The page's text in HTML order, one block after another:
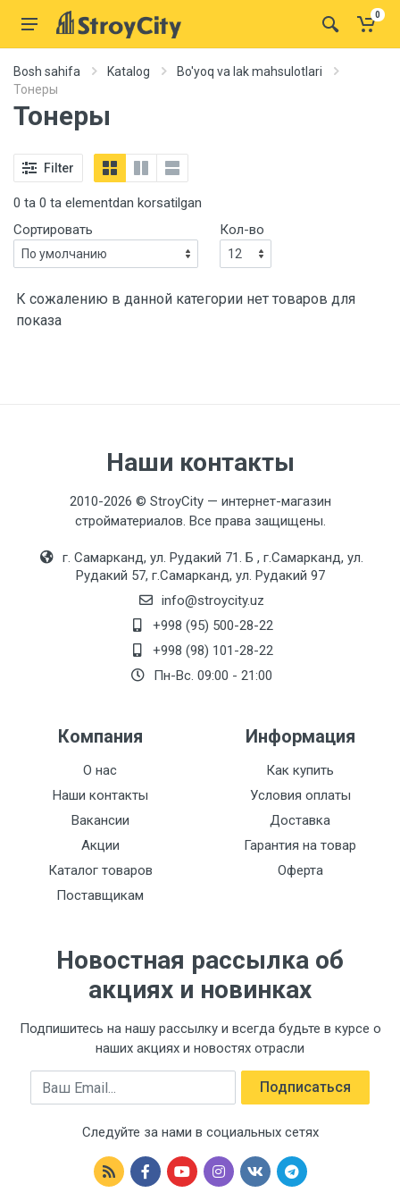
0
Bosh sahifa Katalog
Bo'yoq va lak mahsulotlari
Тонеры
Тонеры
Filter
0 ta 0 ta elementdan korsatilgan
Сортировать
Кол-во
К сожалению в данной категории нет товаров для
показа
Наши контакты
2010-2026 © StroyCity — интернет-магазин
стройматериалов. Все права защищены.
г. Самарканд, ул. Рудакий 71. Б , г.Самарканд, ул.
Рудакий 57, г.Самарканд, ул. Рудакий 97
info@stroycity.uz
+998 (95) 500-28-22
+998 (98) 101-28-22
Пн-Вс. 09:00 - 21:00
Компания
О нас
Наши контакты
Вакансии
Акции
Каталог товаров
Поставщикам
Информация
Как купить
Условия оплаты
Доставка
Гарантия на товар
Оферта
Новостная рассылка об
акциях и новинках
Подпишитесь на нашу рассылку и всегда будьте в курсе о
наших акциях и новостях отрасли
Email Подписаться
Следуйте за нами в социальных сетях